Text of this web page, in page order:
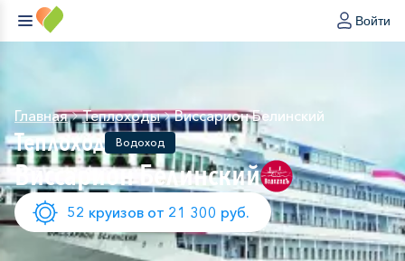
Войти
Главная Теплоходы Виссарион Белинский
Теплоход Водоход
Виссарион Белинский
52 круизов от 21 300 руб.